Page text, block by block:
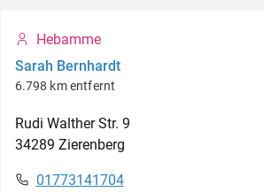
Hebamme
Sarah Bernhardt
6.798 km entfernt
Rudi Walther Str. 9
34289 Zierenberg
01773141704